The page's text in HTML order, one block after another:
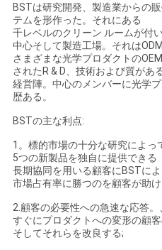
BSTは研究開発、製造業からの
テムを形作った。それにある
千レベルのクリーン ルームが付
中心そして製造工場。それは
さまざまな光学プロダクトの
されたR & D、技術および質があ
経営陣。中心のメンバーに光学
歴ある。
BSTの主な利点:
1。標的市場の十分な研究によっ
5つの新製品を独自に提供できる
長期協同を用いる顧客にBSTに
市場占有率に勝つのを顧客が助け
2.顧客の必要性への急速な応答
すぐにプロダクトへの変形の顧客
そしてそれらを改良する;